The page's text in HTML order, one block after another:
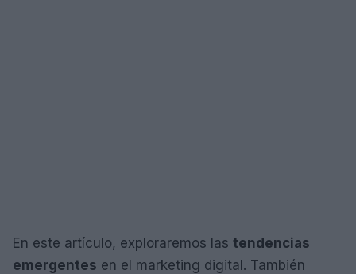
En este artículo, exploraremos las tendencias
emergentes en el marketing digital. También